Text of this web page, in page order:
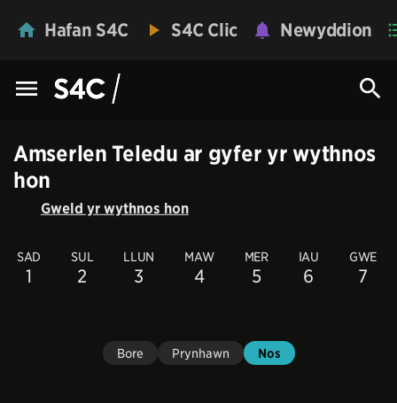
Hafan S4C S4C Clic Newyddion
Amserlen Teledu ar gyfer yr wythnos
hon
Gweld yr wythnos hon
SAD
1
SUL
2
LLUN
3
MAW
4
MER
5
IAU
6
GWE
7
Bore Prynhawn Nos